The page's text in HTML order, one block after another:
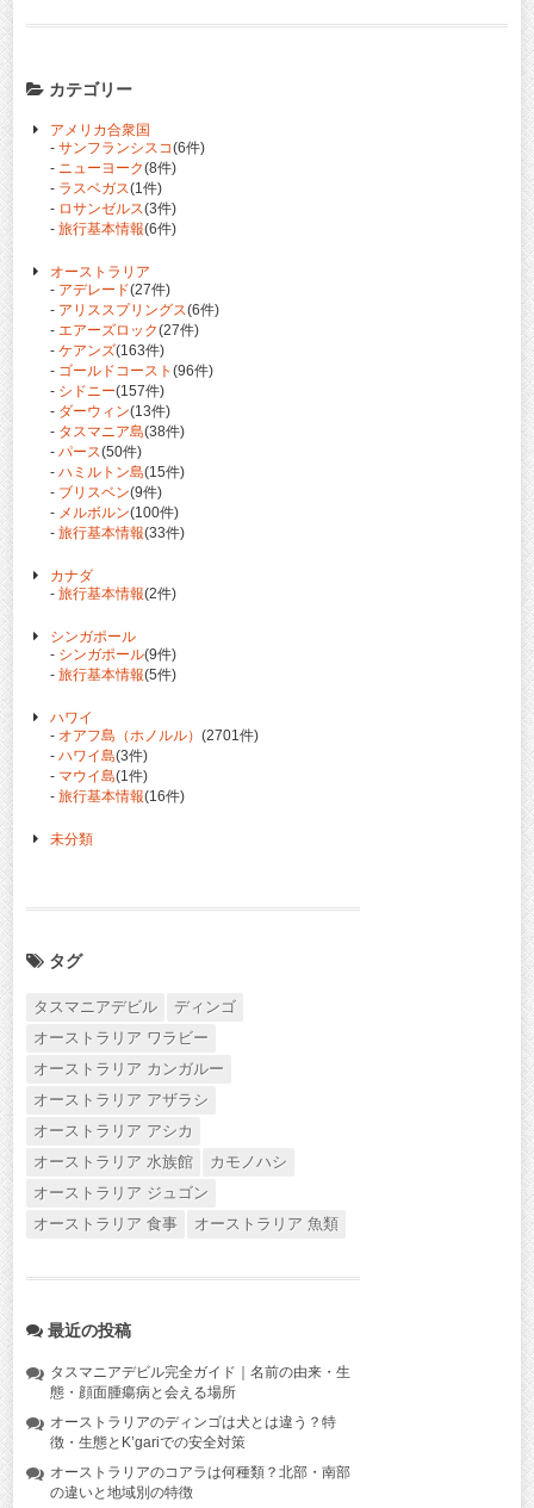
カテゴリー
アメリカ合衆国
- サンフランシスコ(6件)
- ニューヨーク(8件)
- ラスベガス(1件)
- ロサンゼルス(3件)
- 旅行基本情報(6件)
オーストラリア
- アデレード(27件)
- アリススプリングス(6件)
- エアーズロック(27件)
- ケアンズ(163件)
- ゴールドコースト (96件)
- シドニー(157件)
- ダーウィン(13件)
- タスマニア島(38件)
- パース(50件)
- ハミルトン島(15件)
- ブリスベン(9件)
- メルボルン(100件)
- 旅行基本情報(33件)
カナダ
- 旅行基本情報(2件)
シンガポール
- シンガポール(9件)
- 旅行基本情報(5件)
ハワイ
- オアフ島（ホノルル） (2701件)
- ハワイ島(3件)
- マウイ島(1件)
- 旅行基本情報(16件)
未分類
タグ
タスマニアデビル
ディンゴ
オーストラリア ワラビー
オーストラリア カンガルー
オーストラリア アザラシ
オーストラリア アシカ
オーストラリア 水族館
カモノハシ
オーストラリア ジュゴン
オーストラリア 食事
オーストラリア 魚類
最近の投稿
タスマニアデビル完全ガイド｜名前の由来・生
態・顔面腫瘍病と会える場所
オーストラリアのディンゴは犬とは違う？特
徴・生態とK’gariでの安全対策
オーストラリアのコアラは何種類？北部・南部
の違いと地域別の特徴